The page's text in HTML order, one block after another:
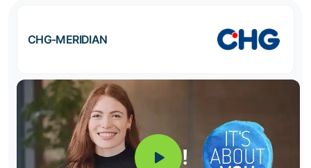
CHG-MERIDIAN